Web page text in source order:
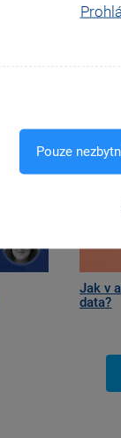
Pouze
Jak v
data?